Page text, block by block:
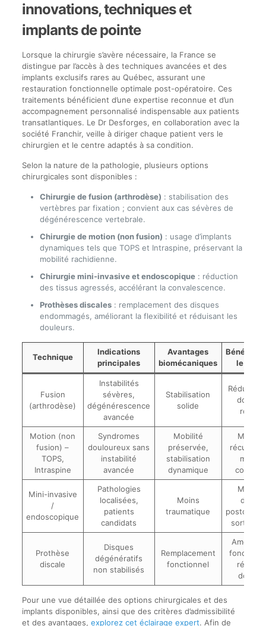
innovations, techniques et
implants de pointe
Lorsque la chirurgie s’avère nécessaire, la France se
distingue par l’accès à des techniques avancées et des
implants exclusifs rares au Québec, assurant une
restauration fonctionnelle optimale post-opératoire. Ces
traitements bénéficient d’une expertise reconnue et d’un
accompagnement personnalisé indispensable aux patients
transatlantiques. Le Dr Desforges, en collaboration avec la
société Franchir, veille à diriger chaque patient vers le
chirurgien et le centre adaptés à sa condition.
Selon la nature de la pathologie, plusieurs options
chirurgicales sont disponibles :
Chirurgie de fusion (arthrodèse) : stabilisation des
vertèbres par fixation ; convient aux cas sévères de
dégénérescence vertebrale.
Chirurgie de motion (non fusion) : usage d’implants
dynamiques tels que TOPS et Intraspine, préservant la
mobilité rachidienne.
Chirurgie mini-invasive et endoscopique: réduction
des tissus agressés, accélérant la convalescence.
Prothèses discales: remplacement des disques
endommagés, améliorant la flexibilité et réduisant les
douleurs.
Technique
Indications
principales
Avantages
biomécaniques
Bénéfices
le
Fusion
(arthrodèse)
Instabilités
sévères,
dégénérescence
avancée
Stabilisation
solide
Motion (non
fusion) –
TOPS,
Intraspine
Syndromes
douloureux sans
instabilité
avancée
Mobilité
préservée,
stabilisation
dynamique
Mini-invasive
/
endoscopique
Pathologies
localisées,
patients
candidats
Moins
traumatique
Moins
sortie
Prothèse
discale
Disques
dégénératifs
non stabilisés
Remplacement
fonctionnel
Pour une vue détaillée des options chirurgicales et des
implants disponibles, ainsi que des critères d’admissibilité
et des avantages, explorez cet éclairage expert. Afin de